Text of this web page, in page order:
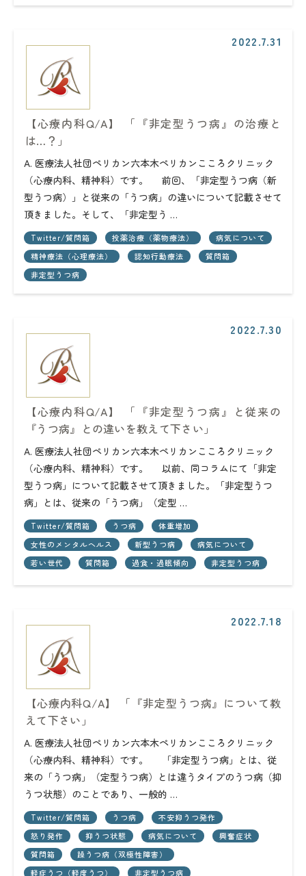
2022.7.31
【心療内科Q/A】 「『非定型うつ病』の治療と
は…？」
A. 医療法人社団ペリカン六本木ペリカンこころクリニック
（心療内科、精神科）です。 前回、「非定型うつ病（新
型うつ病）」と従来の「うつ病」の違いについて記載させて
頂きました。そして、「非定型う …
Twitter/質問箱 投薬治療（薬物療法）
病気について
精神療法（心理療法）
認知行動療法
質問箱
非定型うつ病
2022.7.30
【心療内科Q/A】 「『非定型うつ病』と従来の
『うつ病』との違いを教えて下さい」
A. 医療法人社団ペリカン六本木ペリカンこころクリニック
（心療内科、精神科）です。 以前、同コラムにて「非定
型うつ病」について記載させて頂きました。「非定型うつ
病」とは、従来の「うつ病」（定型 …
Twitter/質問箱 うつ病
体重増加
女性のメンタルヘルス
新型うつ病
病気について
若い世代
質問箱 過食・過眠傾向 非定型うつ病
2022.7.18
【心療内科Q/A】 「『非定型うつ病』について教
えて下さい」
A. 医療法人社団ペリカン六本木ペリカンこころクリニック
（心療内科、精神科）です。 「非定型うつ病」とは、従
来の「うつ病」（定型うつ病）とは違うタイプのうつ病（抑
うつ状態）のことであり、一般的 …
Twitter/質問箱 うつ病
不安抑うつ発作
怒り発作
抑うつ状態 病気について
興奮症状
質問箱
躁うつ病（双極性障害）
軽症うつ（軽度うつ）
非定型うつ病